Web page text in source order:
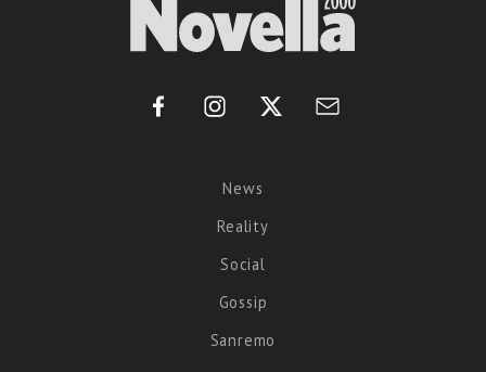
News
Reality
Social
Gossip
Sanremo